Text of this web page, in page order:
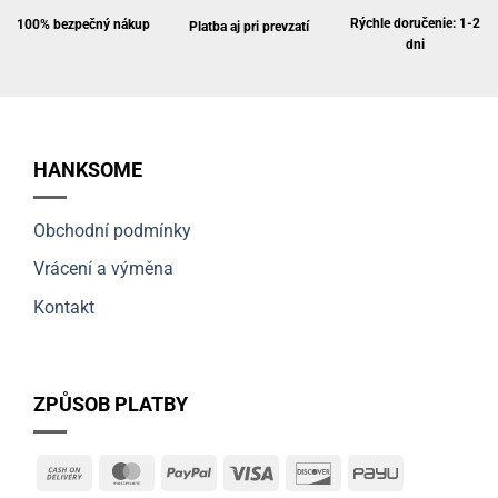
100% bezpečný nákup Platba aj pri prevzatí
Rýchle doručenie: 1-2
dni
HANKSOME
Obchodní podmínky
Vrácení a výměna
Kontakt
ZPŮSOB PLATBY
Cash
MasterCardPayPal Visa DiscoverPayU